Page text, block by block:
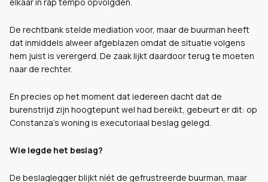
De rechtbank stelde mediation voor, maar de buurman heeft
dat inmiddels alweer afgeblazen omdat de situatie volgens
hem juist is verergerd. De zaak lijkt daardoor terug te moeten
naar de rechter.
En precies op het moment dat iedereen dacht dat de
burenstrijd zijn hoogtepunt wel had bereikt, gebeurt er dit: op
Constanza’s woning is executoriaal beslag gelegd.
Wie legde het beslag?
De beslaglegger blijkt níét de gefrustreerde buurman, maar